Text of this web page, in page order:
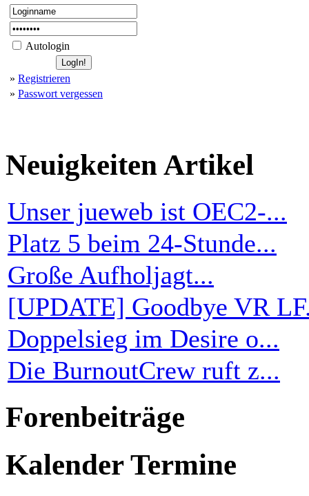
Autologin
» Registrieren
» Passwort vergessen
NeuigkeitenArtikel
Unser jueweb ist OEC2-...
Platz 5 beim 24-Stunde...
Große Aufholjagt...
[UPDATE] Goodbye VR
Doppelsieg im Desire o...
Die BurnoutCrew ruft z...
Forenbeiträge
Kalender Termine